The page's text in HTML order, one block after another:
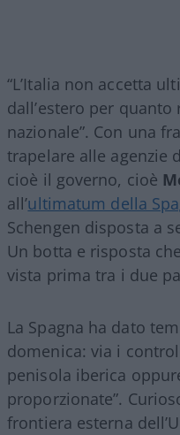
“L’Italia non accetta
dall’estero per
nazionale”. Con una
trapelare alle agenzie
cioè il governo, cioè
all’ultimatum della
Schengen disposta a
Un botta e risposta
vista prima tra i due
La Spagna ha dato
domenica: via i
penisola iberica
proporzionate”.
frontiera esterna